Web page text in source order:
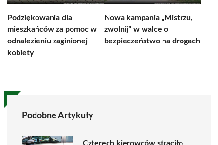
Podziękowania dla
mieszkańców za pomoc w
odnalezieniu zaginionej
kobiety
Nowa kampania „Mistrzu,
zwolnij” w walce o
bezpieczeństwo na drogach
Podobne Artykuły
Czterech kierowców straciło